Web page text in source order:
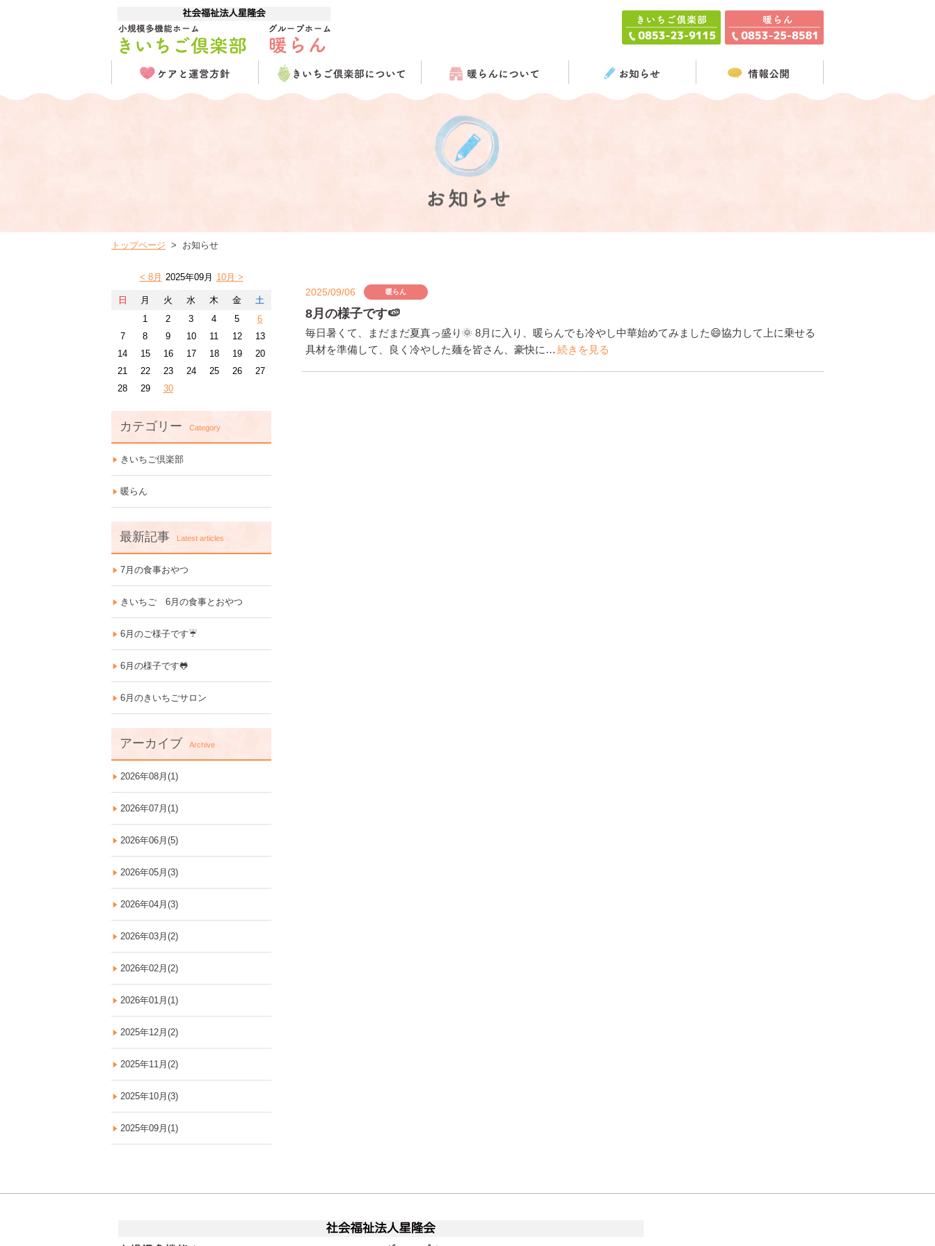
トップページ お知らせ
2025/09/06 暖らん
8月の様子です🍉
毎日暑くて、まだまだ夏真っ盛り🌞 8月に入り、暖らんでも冷やし中華始めてみました😄協力して上に乗せる
具材を準備して、良く冷やした麺を皆さん、豪快に… 続きを見る
< 8月 2025年09月 10月 >
日 月 火 水 木 金
土
1
2 3 4 5
6
7
8 9 10 11 12
13
14
15 16 17 18 19
20
21
22 23 24 25 26
27
28
29 30
カテゴリー Category
きいちご倶楽部
暖らん
最新記事 Latest articles
7月の食事おやつ
きいちご 6月の食事とおやつ
6月のご様子です☔
6月の様子です🐸
6月のきいちごサロン
アーカイブ Archive
2026年08月(1)
2026年07月(1)
2026年06月(5)
2026年05月(3)
2026年04月(3)
2026年03月(2)
2026年02月(2)
2026年01月(1)
2025年12月(2)
2025年11月(2)
2025年10月(3)
2025年09月(1)